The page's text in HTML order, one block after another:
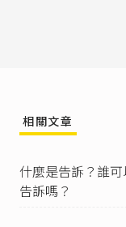
告訴應自
月內為之。
發、自首
相關文章
什麼是告訴？誰
告訴嗎？